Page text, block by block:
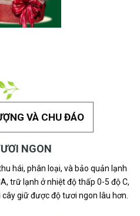
VÀ CHU ĐÁO
NGON
hái, phân loại, và bảo quản lạnh
trữ lạnh ở nhiệt độ thấp 0-5 độ C,
giữ được độ tươi ngon lâu hơn.